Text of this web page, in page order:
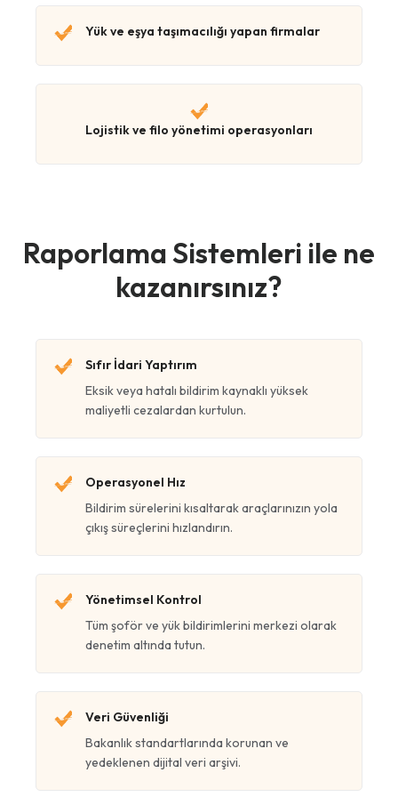
Yük ve eşya taşımacılığı yapan firmalar
Lojistik ve filo yönetimi operasyonları
Raporlama Sistemleri ile ne
kazanırsınız?
Operasyonel Hız
Bildirim sürelerini kısaltarak araçlarınızın yola
çıkış süreçlerini hızlandırın.
Sıfır İdari Yaptırım
Eksik veya hatalı bildirim kaynaklı yüksek
maliyetli cezalardan kurtulun.
Veri Güvenliği
Bakanlık standartlarında korunan ve
yedeklenen dijital veri arşivi.
Yönetimsel Kontrol
Tüm şoför ve yük bildirimlerini merkezi olarak
denetim altında tutun.